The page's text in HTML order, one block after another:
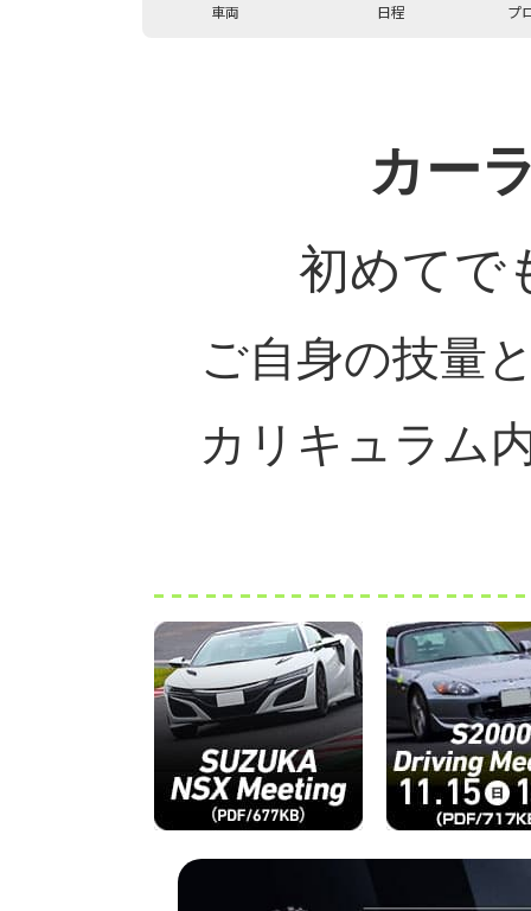
車両 日程 プ
カー
初めてで
ご自身の技量
カリキュラム